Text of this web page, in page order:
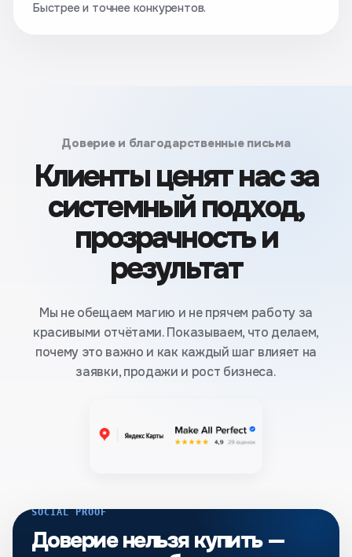
Быстрее и точнее конкурентов.
Доверие и благодарственные письма
Клиенты ценят нас за
системный подход,
прозрачность и
результат
Мы не обещаем магию и не прячем работу за
красивыми отчётами. Показываем, что делаем,
почему это важно и как каждый шаг влияет на
заявки, продажи и рост бизнеса.
SOCIAL PROOF
Доверие нельзя купить —